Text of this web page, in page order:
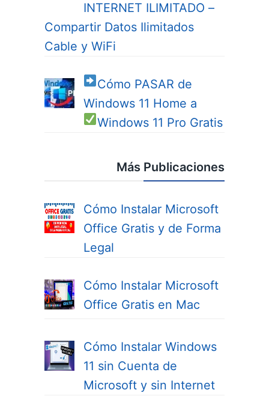
INTERNET ILIMITADO –
Compartir Datos Ilimitados
Cable y WiFi
Cómo PASAR de
Windows 11 Home a
Windows 11 Pro Gratis
Más Publicaciones
Cómo Instalar Microsoft
Office Gratis y de Forma
Legal
Cómo Instalar Microsoft
Office Gratis en Mac
Cómo Instalar Windows
11 sin Cuenta de
Microsoft y sin Internet